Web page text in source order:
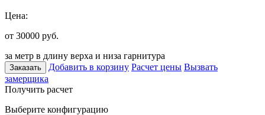
Цена:
от 30000 руб.
за метр в длину верха и низа гарнитура
Заказать Добавить в корзину Расчет цены Вызвать
замерщика
Получить расчет
Выберите конфигурацию